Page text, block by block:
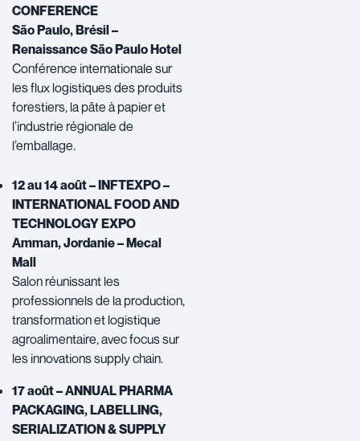
CONFERENCE
São Paulo, Brésil –
Renaissance São Paulo Hotel
Conférence internationale sur
les flux logistiques des produits
forestiers, la pâte à papier et
l’industrie régionale de
l’emballage.
12 au 14 août – INFTEXPO –
INTERNATIONAL FOOD AND
TECHNOLOGY EXPO
Amman, Jordanie – Mecal
Mall
Salon réunissant les
professionnels de la production,
transformation et logistique
agroalimentaire, avec focus sur
les innovations supply chain.
17 août – ANNUAL PHARMA
PACKAGING, LABELLING,
SERIALIZATION & SUPPLY